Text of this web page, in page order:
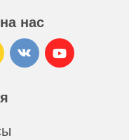
нас